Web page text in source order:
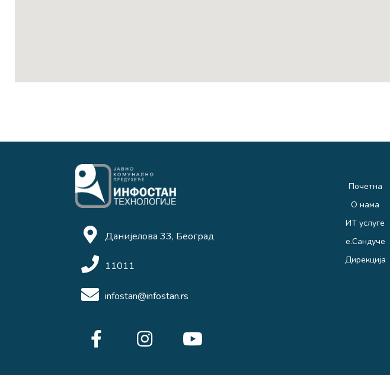
Данијелова 33, Београд
11011
infostan@infostan.rs
Почетна
О нама
ИТ услуге
е.Сандуче
Дирекција